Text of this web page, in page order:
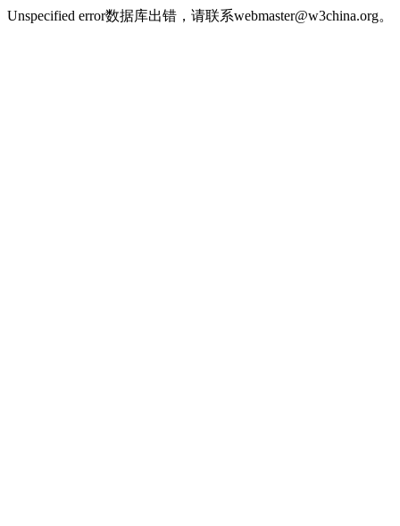
Unspecified error数据库出错，请联系webmaster@w3china.org。